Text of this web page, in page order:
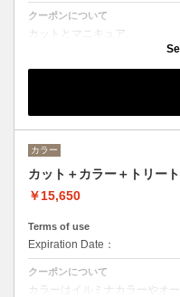
クーポンについて
カットとマニキュア。
カラー
カット＋カラー＋トリー
￥15,650
Terms of use
Expiration Date：
クーポンについて
カラーはイルミナカラーやオ